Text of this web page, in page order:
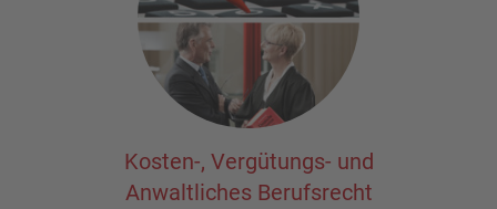
Kosten-, Vergütungs- und
Anwaltliches Berufsrecht